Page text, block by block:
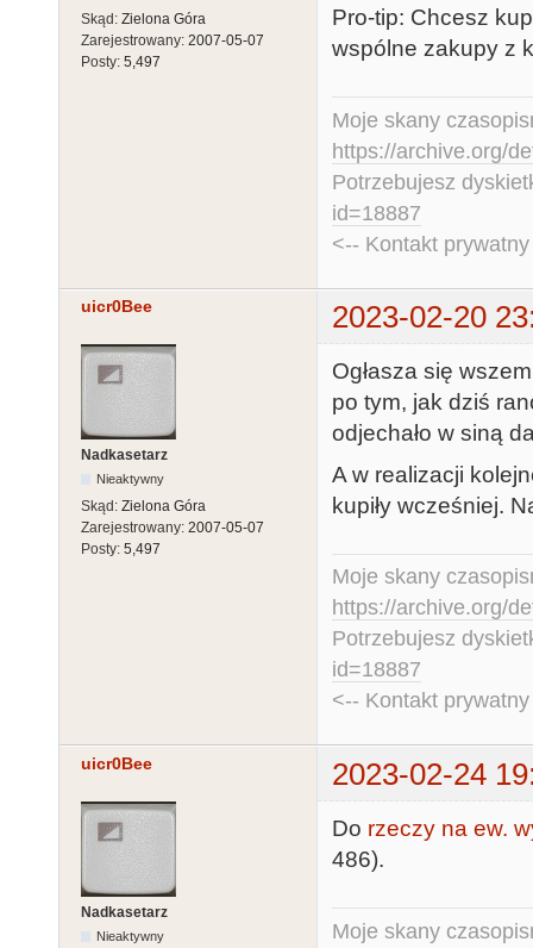
Skąd: Zielona Góra
Zarejestrowany: 2007-05-07
Posty: 5,497
Pro-tip: Chcesz
wspólne zakupy z
Moje skany
https://archive.org/
Potrzebujesz
id=18887
<-- Kontakt
uicr0Bee 2023-02-20
Nadkasetarz
Nieaktywny
Skąd: Zielona Góra
Zarejestrowany: 2007-05-07
Posty: 5,497
Ogłasza się
po tym, jak dziś
odjechało w siną
A w realizacji
kupiły wcześniej.
Moje skany
https://archive.org/
Potrzebujesz
id=18887
<-- Kontakt
uicr0Bee 2023-02-24
Nadkasetarz
Nieaktywny
Do rzeczy na ew.
486).
Moje skany